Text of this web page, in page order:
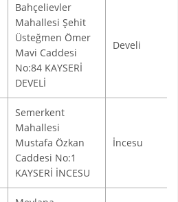
Bahçelievler
Mahallesi Şehit
Üsteğmen Ömer
Mavi Caddesi
No:84 KAYSERİ
DEVELİ
Develi
Semerkent
Mahallesi
Mustafa Özkan
Caddesi No:1
KAYSERİ İNCESU
İncesu